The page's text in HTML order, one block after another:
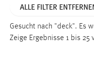
ALLE FILTER
Gesucht nach "deck". Es
Zeige Ergebnisse 1 bis 25
Name: